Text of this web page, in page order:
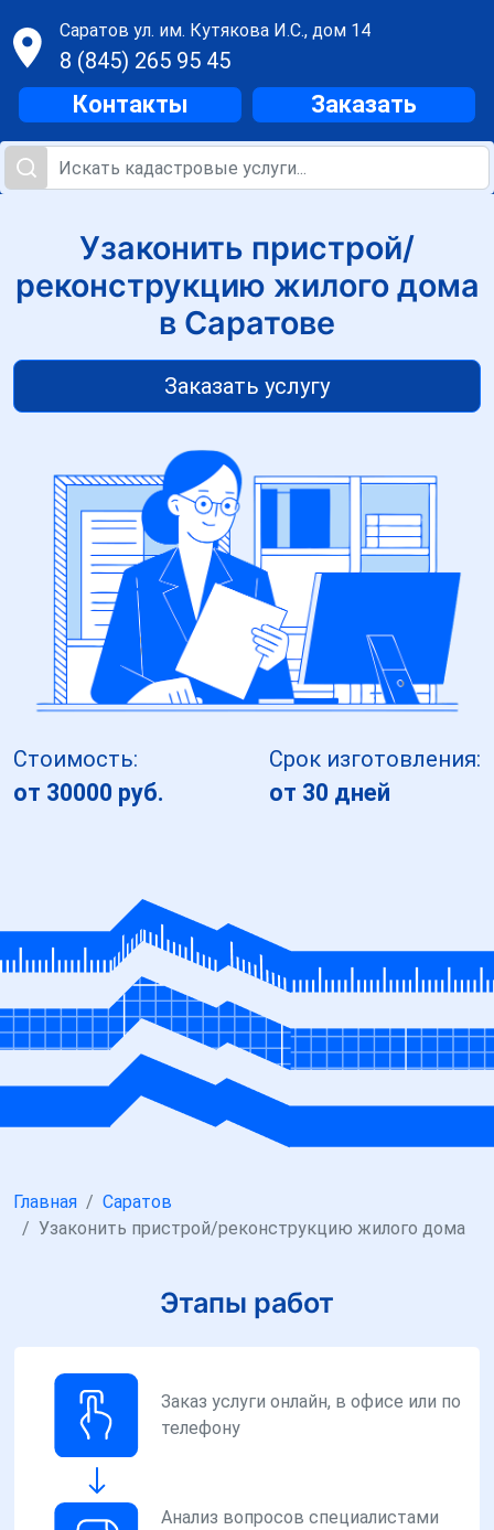
Саратов ул. им. Кутякова И.С., дом 14
8 (845) 265 95 45
Контакты Заказать
Узаконить пристрой/
реконструкцию жилого дома
в Саратове
Заказать услугу
Стоимость:
от 30000 руб.
Срок изготовления:
от 30 дней
Главная
Саратов
Узаконить пристрой/реконструкцию жилого дома
Этапы работ
Заказ услуги онлайн, в офисе или по
телефону
Анализ вопросов специалистами